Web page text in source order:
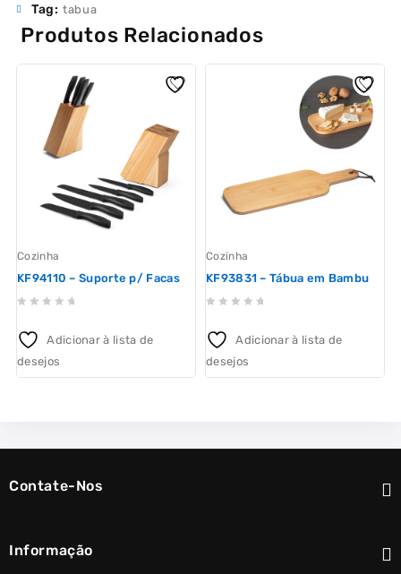
Tag: tabua
Produtos Relacionados
Cozinha
KF94110 – Suporte p/ Facas
out
Adicionar à lista de
desejos
Cozinha
KF93831 – Tábua em Bambu
out
Adicionar à lista de
desejos
Contate-Nos
Informação